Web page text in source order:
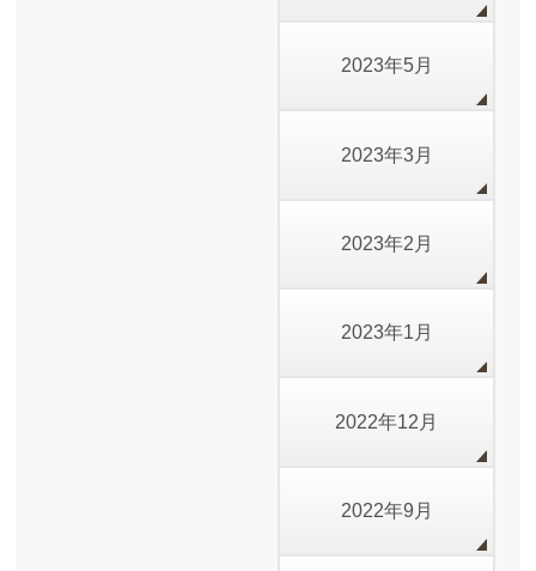
2023年5月
2023年3月
2023年2月
2023年1月
2022年12月
2022年9月